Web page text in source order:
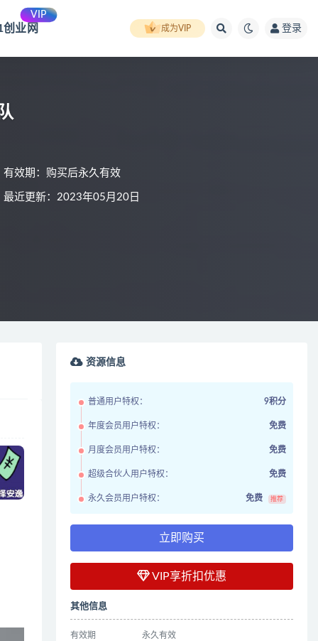
创业网
VIP
成为VIP 登录
有效期：购买后永久有效
最近更新：2023年05月20日
资源信息
普通用户特权： 9积分
年度会员用户特权： 免费
月度会员用户特权： 免费
超级合伙人用户特权： 免费
永久会员用户特权： 免费 推荐
立即购买
VIP享折扣优惠
其他信息
有效期 永久有效